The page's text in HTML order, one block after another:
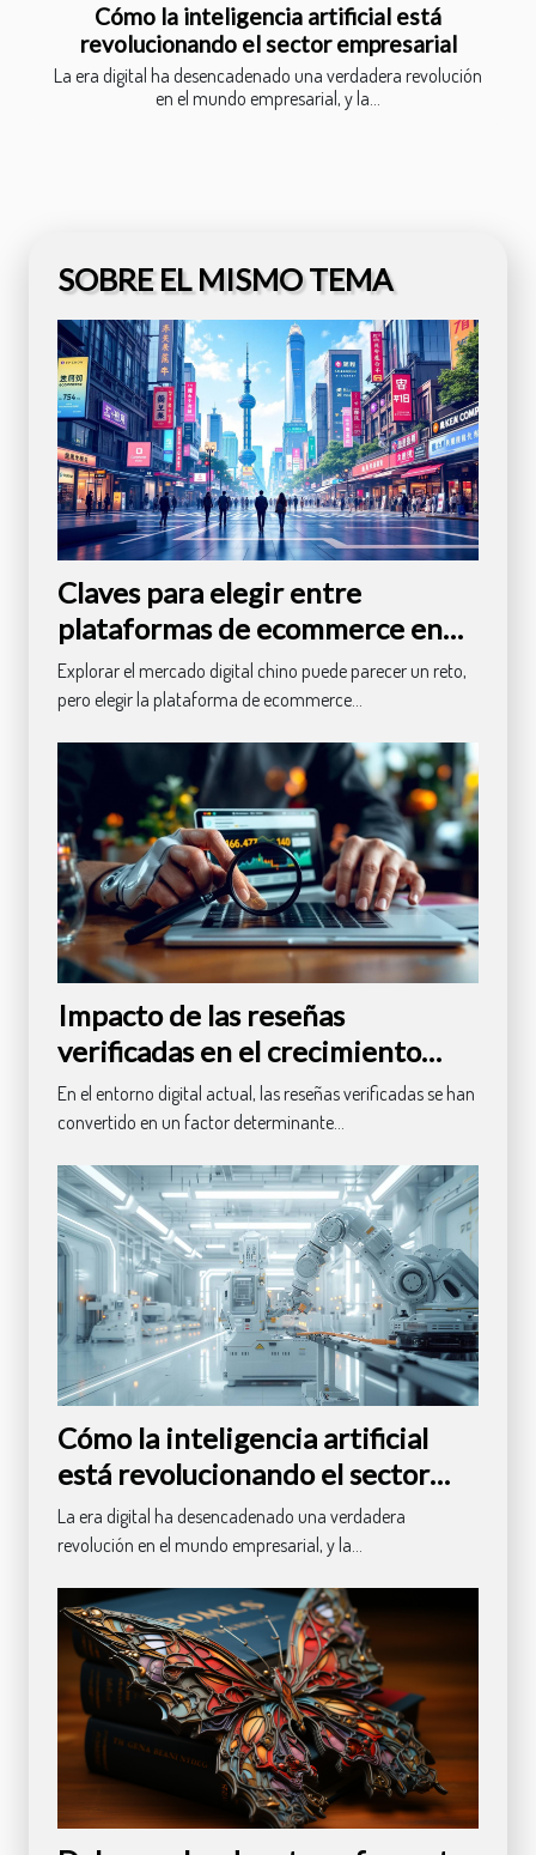
Cómo la inteligencia artificial está
revolucionando el sector empresarial
La era digital ha desencadenado una verdadera revolución
en el mundo empresarial, y la...
SOBRE EL MISMO TEMA
Claves para elegir entre
plataformas de ecommerce en
China
Explorar el mercado digital chino puede parecer un reto,
pero elegir la plataforma de ecommerce...
Impacto de las reseñas
verificadas en el crecimiento
empresarial
En el entorno digital actual, las reseñas verificadas se han
convertido en un factor determinante...
Cómo la inteligencia artificial
está revolucionando el sector
empresarial
La era digital ha desencadenado una verdadera
revolución en el mundo empresarial, y la...